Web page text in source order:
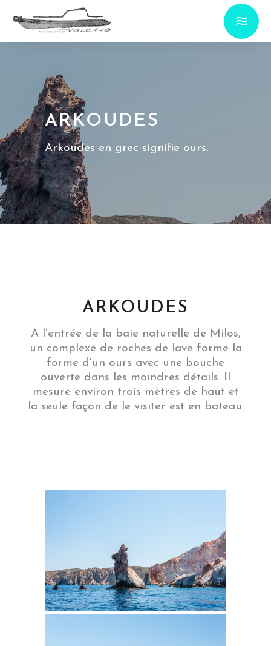
ARKOUDES
Arkoudes en grec signifie ours.
ARKOUDES
A l'entrée de la baie naturelle de Milos,
un complexe de roches de lave forme la
forme d'un ours avec une bouche
ouverte dans les moindres détails. Il
mesure environ trois mètres de haut et
la seule façon de le visiter est en bateau.